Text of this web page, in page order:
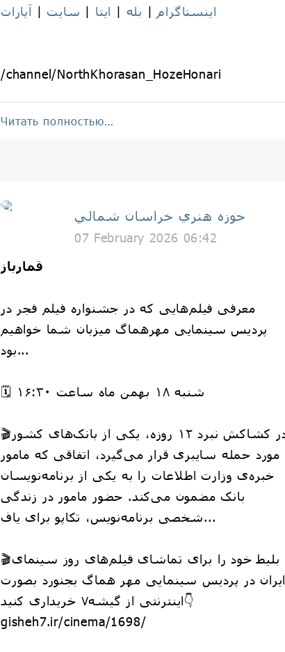
اینستاگرام | بله | ایتا | سایت|آپارات
/channel/NorthKhorasan_HozeHonari
Читать полностью…
حوزه هنري خراسان شمالي
07 February 2026 06:42
قمارباز
معرفی فیلم‌هایی که در جشنواره فیلم فجر در
پردیس سینمایی مهرهماگ میزبان شما خواهیم
بود...
🗓 شنبه ۱۸ بهمن ماه ساعت ۱۶:۳۰
🎬در کشاکش نبرد ۱۲ روزه، یکی از بانک‌های کشور
مورد حمله سایبری قرار می‌گیرد، اتفاقی که مامور
خبره‌ی وزارت اطلاعات را به یکی از برنامه‌نویسان
بانک مضمون می‌کند. حضور مامور در زندگی
شخصی برنامه‌نویس، تکاپو برای یاف...
🎬بلیط‌ خود را برای تماشای فیلم‌های روز سینمای
ایران در پردیس سینمایی مهر هماگ بجنورد بصورت
اینترنتی از گیشه۷ خریداری کنید👇
gisheh7.ir/cinema/1698/